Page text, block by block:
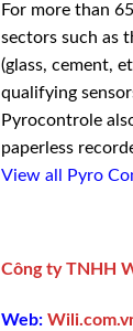
For more than
sectors such as
(glass, cement,
qualifying
Pyrocontrole
paperless
View all Pyro
Công ty TNHH
Web: